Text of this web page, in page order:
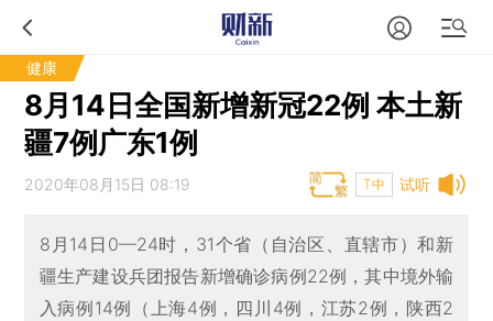
健康
8月14日全国新增新冠22例 本土新
疆7例广东1例
试听
2020年08月15日 08:19 T中
8月14日0—24时，31个省（自治区、直辖市）和新
疆生产建设兵团报告新增确诊病例22例，其中境外输
入病例14例（上海4例，四川4例，江苏2例，陕西2